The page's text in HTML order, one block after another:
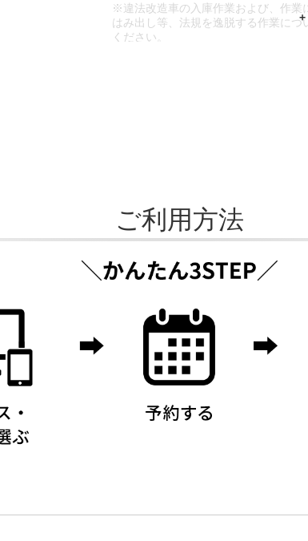
※違法改造車の入庫作業および、作業
はみ出し等、法規を逸脱する作業に
ください。
ご利用方法